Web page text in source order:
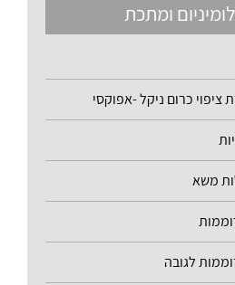
ומתכת
כרום ניקל -אפוקסי
משא
לגובה